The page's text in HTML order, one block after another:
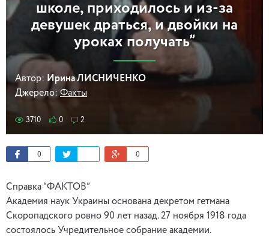
школе, приходилось и из-за
девушек драться, и двойки на
уроках получать”
Автор: Ирина ЛИСНИЧЕНКО
Джерело: Факты
3710 0 2
0 0
Справка “ФАКТОВ”
Академия наук Украины основана декретом гетмана
Скоропадского ровно 90 лет назад. 27 ноября 1918 года
состоялось Учредительное собрание академии.